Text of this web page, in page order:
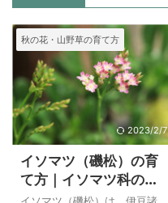
秋の花・山野草の育て方
2023/2/7
イソマツ（磯松）の育
て方｜イソマツ科のア
ルメリア・カエスピト